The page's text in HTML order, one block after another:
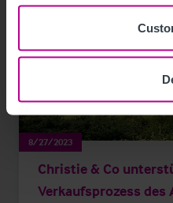
8/27/2023
Christie & Co
Verkaufsprozess des